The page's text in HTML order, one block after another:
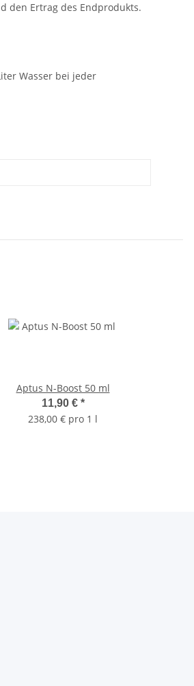
den Ertrag des Endprodukts.
Wasser bei jeder
Aptus N-Boost 50 ml
11,90 € *
238,00 € pro 1 l